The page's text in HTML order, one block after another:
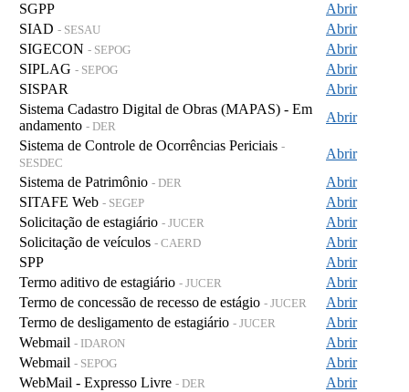
SGPP
Abrir
SIAD - SESAU
Abrir
SIGECON - SEPOG
Abrir
SIPLAG - SEPOG
Abrir
SISPAR
Abrir
Sistema Cadastro Digital de Obras (MAPAS) - Em
andamento - DER
Abrir
Sistema de Controle de Ocorrências Periciais -
SESDEC
Abrir
Sistema de Patrimônio - DER
Abrir
SITAFE Web - SEGEP
Abrir
Solicitação de estagiário - JUCER
Abrir
Solicitação de veículos - CAERD
Abrir
SPP
Abrir
Termo aditivo de estagiário - JUCER
Abrir
Termo de concessão de recesso de estágio - JUCER
Abrir
Termo de desligamento de estagiário - JUCER
Abrir
Webmail - IDARON
Abrir
Webmail - SEPOG
Abrir
WebMail - Expresso Livre - DER Abrir